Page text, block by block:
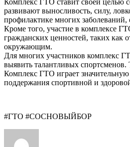
развивают выносливость, силу,
профилактике многих
Кроме того, участие в комплексе
гражданских ценностей, таких как
окружающим.
Для многих участников комплекс
выявить талантливых
Комплекс ГТО играет
поддержания спортивной и
#ГТО #СОСНОВЫЙБОР